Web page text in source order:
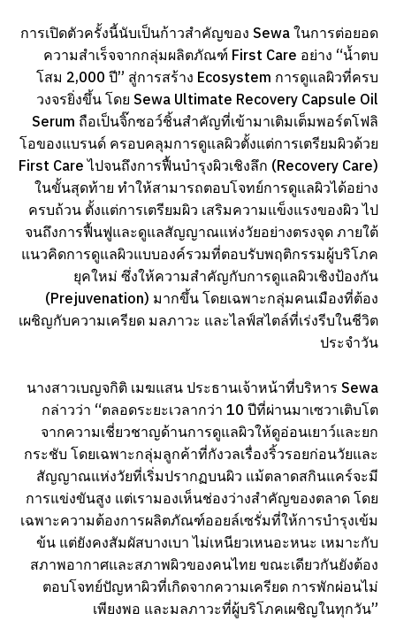
การเปิดตัวครั้งนี้นับเป็นก้าวสำคัญของ Sewa ในการต่อยอด
ความสำเร็จจากกลุ่มผลิตภัณฑ์ First Care อย่าง “น้ำตบ
โสม 2,000 ปี” สู่การสร้าง Ecosystem การดูแลผิวที่ครบ
วงจรยิ่งขึ้น โดย Sewa Ultimate Recovery Capsule Oil
Serum ถือเป็นจิ๊กซอว์ชิ้นสำคัญที่เข้ามาเติมเต็มพอร์ตโฟลิ
โอของแบรนด์ ครอบคลุมการดูแลผิวตั้งแต่การเตรียมผิวด้วย
First Care ไปจนถึงการฟื้นบำรุงผิวเชิงลึก (Recovery Care)
ในขั้นสุดท้าย ทำให้สามารถตอบโจทย์การดูแลผิวได้อย่าง
ครบถ้วน ตั้งแต่การเตรียมผิว เสริมความแข็งแรงของผิว ไป
จนถึงการฟื้นฟูและดูแลสัญญาณแห่งวัยอย่างตรงจุด ภายใต้
แนวคิดการดูแลผิวแบบองค์รวมที่ตอบรับพฤติกรรมผู้บริโภค
ยุคใหม่ ซึ่งให้ความสำคัญกับการดูแลผิวเชิงป้องกัน
(Prejuvenation) มากขึ้น โดยเฉพาะกลุ่มคนเมืองที่ต้อง
เผชิญกับความเครียด มลภาวะ และไลฟ์สไตล์ที่เร่งรีบในชีวิต
ประจำวัน
นางสาวเบญจกิติ เมฆแสน ประธานเจ้าหน้าที่บริหาร Sewa
กล่าวว่า “ตลอดระยะเวลากว่า 10 ปีที่ผ่านมาเซวาเติบโต
จากความเชี่ยวชาญด้านการดูแลผิวให้ดูอ่อนเยาว์และยก
กระชับ โดยเฉพาะกลุ่มลูกค้าที่กังวลเรื่องริ้วรอยก่อนวัยและ
สัญญาณแห่งวัยที่เริ่มปรากฏบนผิว แม้ตลาดสกินแคร์จะมี
การแข่งขันสูง แต่เรามองเห็นช่องว่างสำคัญของตลาด โดย
เฉพาะความต้องการผลิตภัณฑ์ออยล์เซรั่มที่ให้การบำรุงเข้ม
ข้น แต่ยังคงสัมผัสบางเบา ไม่เหนียวเหนอะหนะ เหมาะกับ
สภาพอากาศและสภาพผิวของคนไทย ขณะเดียวกันยังต้อง
ตอบโจทย์ปัญหาผิวที่เกิดจากความเครียด การพักผ่อนไม่
เพียงพอ และมลภาวะที่ผู้บริโภคเผชิญในทุกวัน”